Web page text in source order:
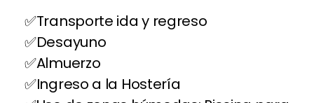
Transporte ida y regreso
Desayuno
Almuerzo
Ingreso a la Hostería